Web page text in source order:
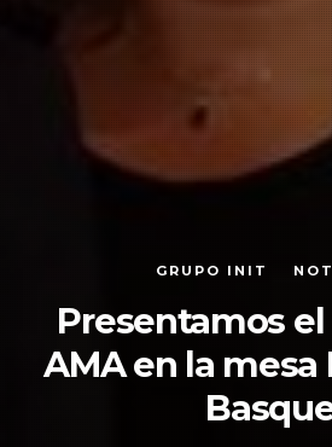
GRUPO INIT
Presentamos
AMA en la mesa